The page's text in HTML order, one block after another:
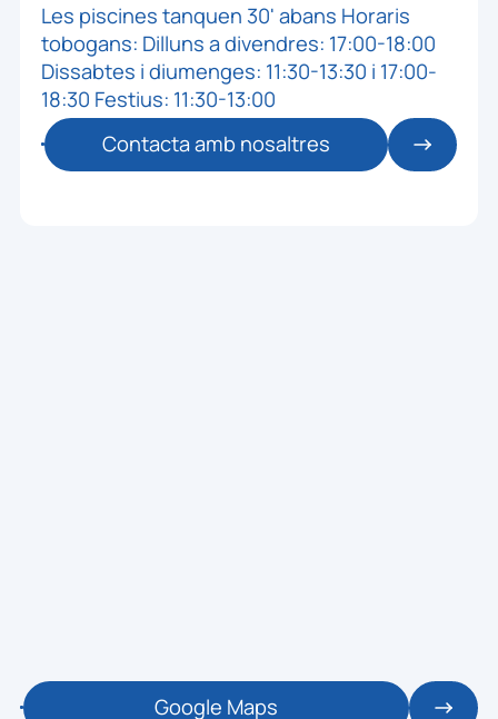
Les piscines tanquen 30' abans Horaris
tobogans: Dilluns a divendres: 17:00-18:00
Dissabtes i diumenges: 11:30-13:30 i 17:00-
18:30 Festius: 11:30-13:00
Contacta amb nosaltres
Google Maps